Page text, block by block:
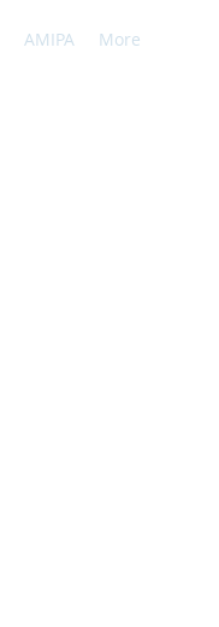
AMIPA More